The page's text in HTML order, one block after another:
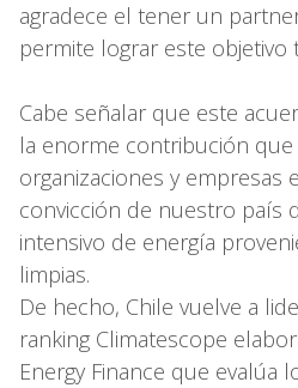
agradece el tener un
permite lograr este objetivo
Cabe señalar que este
la enorme contribución que
organizaciones y empresas
convicción de nuestro país
intensivo de energía
limpias.
De hecho, Chile vuelve a
ranking Climatescope
Energy Finance que evalúa